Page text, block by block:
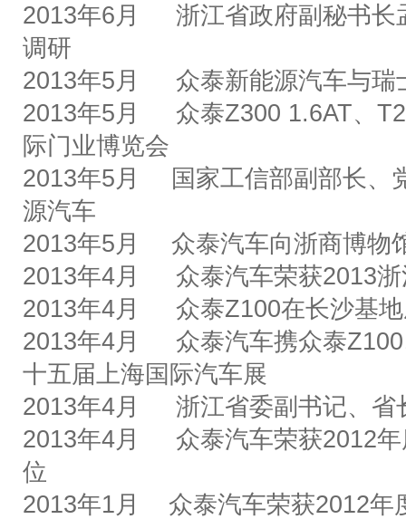
2013年6月
浙江省政府副秘书
调研
2013年5月
众泰新能源汽车与
2013年5月 众泰Z300 1.6AT、
际门业博览会
2013年5月
国家工信部副部长、
源汽车
2013年5月
众泰汽车向浙商博物
2013年4月 众泰汽车荣获2013
2013年4月 众泰Z100在长沙基
2013年4月 众泰汽车携众泰Z100
十五届上海国际汽车展
2013年4月
浙江省委副书记、
2013年4月 众泰汽车荣获2012
位
2013年1月 众泰汽车荣获2012年